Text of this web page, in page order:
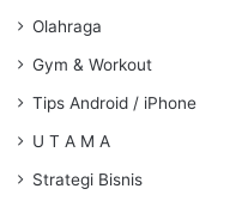
Olahraga
Gym & Workout
Tips Android / iPhone
U T A M A
Strategi Bisnis